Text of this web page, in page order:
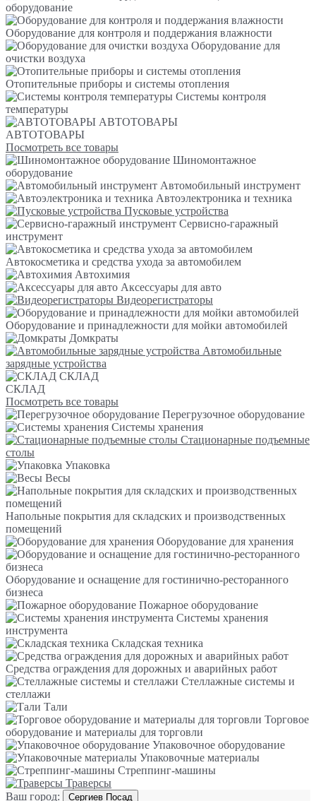
оборудование
Оборудование для контроля и поддержания влажности
Оборудование для
очистки воздуха
Отопительные приборы и системы отопления
Системы контроля
температуры
АВТОТОВАРЫ
АВТОТОВАРЫ
Посмотреть все товары
Шиномонтажное
оборудование
Автомобильный инструмент
Автоэлектроника и техника
Пусковые устройства
Сервисно-гаражный
инструмент
Автокосметика и средства ухода за автомобилем
Автохимия
Аксессуары для авто
Видеорегистраторы
Оборудование и принадлежности для мойки автомобилей
Домкраты
Автомобильные
зарядные устройства
СКЛАД
СКЛАД
Посмотреть все товары
Перегрузочное оборудование
Системы хранения
Стационарные подъемные
столы
Упаковка
Весы
Напольные покрытия для складских и производственных
помещений
Оборудование для хранения
Оборудование и оснащение для гостинично-ресторанного
бизнеса
Пожарное оборудование
Системы хранения
инструмента
Складская техника
Средства ограждения для дорожных и аварийных работ
Стеллажные системы и
стеллажи
Тали
Торговое
оборудование и материалы для торговли
Упаковочное оборудование
Упаковочные материалы
Стреппинг-машины
Траверсы
Ваш город:
Сергиев Посад